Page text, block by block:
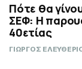
Πότε θα
ΣΕΦ: Η
40ετίας
ΓΙΩΡΓΟΣ